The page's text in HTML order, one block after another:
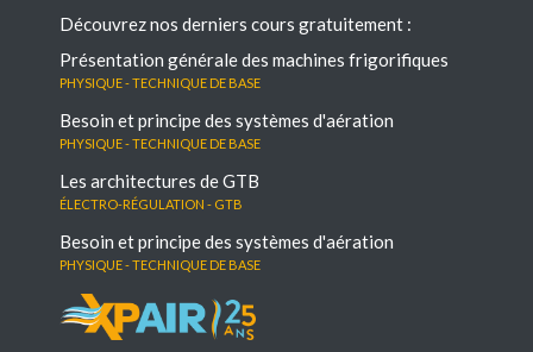
Découvrez nos derniers cours gratuitement :
Présentation générale des machines frigorifiques
Physique - Technique de base
Besoin et principe des systèmes d'aération
Physique - Technique de base
Les architectures de GTB
électro-régulation - GTB
Besoin et principe des systèmes d'aération
Physique - Technique de base